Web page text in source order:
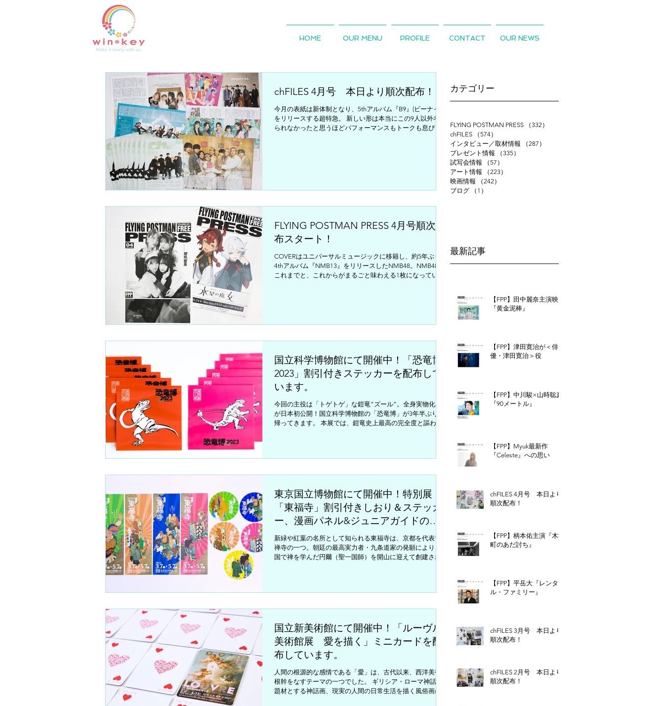
HOME OUR MENU PROFILE CONTACT OUR NEWS
chFILES 4月号 本日より順次配布！
今月の表紙は新体制となり、5thアルバム『B9』(ビーナイン)
をリリースする超特急。 新しい形は本当にこの9人以外考え
られなかったと思うほどパフォーマンスもトークも息ぴった
FLYING POSTMAN PRESS 4月号順次配
布スタート！
COVERはユニバーサルミュージックに移籍し、約5年ぶりの
4thアルバム『NMB13』をリリースしたNMB48。NMB48の
これまでと、これからがまるごと味わえる1枚になっている
国立科学博物館にて開催中！「恐竜博
2023」割引付きステッカーを配布して
います。
今回の主役は「トゲトゲ」な鎧竜“ズール”。全身実物化石
が日本初公開！国立科学博物館の「恐竜博」が3年半ぶりに
帰ってきます。 本展では、鎧竜史上最高の完全度と謳われ
東京国立博物館にて開催中！特別展
「東福寺」割引付きしおり＆ステッカ
ー、漫画パネル&ジュニアガイドのご
紹介
新緑や紅葉の名所として知られる東福寺は、京都を代表する
禅寺の一つ。朝廷の最高実力者・九条道家の発願により、中
国で禅を学んだ円爾（聖一国師）を開山に迎えて創建されま
国立新美術館にて開催中！「ルーヴル
美術館展 愛を描く」ミニカードを配
布しています。
人間の根源的な感情である「愛」は、古代以来、西洋美術の
根幹をなすテーマの一つでした。 ギリシア・ローマ神話を
題材とする神話画、現実の人間の日常生活を描く風俗画に
​カテゴリー
FLYING POSTMAN PRESS （332）
chFILES
（574）
インタビュー／取材情報
（287）
プレゼント情報
（335）
試写会情報
（57）
アート情報
（223）
映画情報
（242）
ブログ
（1）
最新記事
【FPP】田中麗奈主演映画
『黄金泥棒』
【FPP】津田寛治が＜俳
優・津田寛治＞役
【FPP】中川駿×山時聡真
『90メートル』
【FPP】Myuk最新作
『Celeste』への思い
chFILES 4月号 本日より
順次配布！
【FPP】柄本佑主演『木挽
町のあだ討ち』
【FPP】平岳大『レンタ
ル・ファミリー』
chFILES 3月号 本日より
順次配布！
chFILES 2月号 本日より
順次配布！